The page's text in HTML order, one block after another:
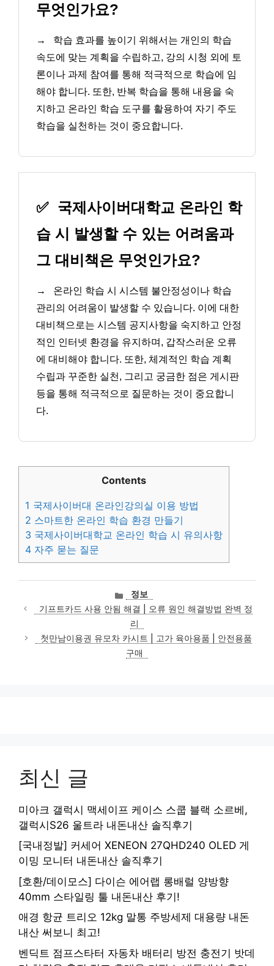
무엇인가요?
→
학습 효과를 높이기 위해서는 개인의 학습
속도에 맞는 계획을 수립하고, 강의 시청 외에 토
론이나 과제 참여를 통해 적극적으로 학습에 임
해야 합니다. 또한, 반복 학습을 통해 내용을 숙
지하고 온라인 학습 도구를 활용하여 자기 주도
학습을 실천하는 것이 중요합니다.
✅ 국제사이버대학교 온라인 학
습 시 발생할 수 있는 어려움과
그 대비책은 무엇인가요?
→
온라인 학습 시 시스템 불안정성이나 학습
관리의 어려움이 발생할 수 있습니다. 이에 대한
대비책으로는 시스템 공지사항을 숙지하고 안정
적인 인터넷 환경을 유지하며, 갑작스러운 오류
에 대비해야 합니다. 또한, 체계적인 학습 계획
수립과 꾸준한 실천, 그리고 궁금한 점은 게시판
등을 통해 적극적으로 질문하는 것이 중요합니
다.
Contents
1 국제사이버대 온라인강의실 이용 방법
2 스마트한 온라인 학습 환경 만들기
3 국제사이버대학교 온라인 학습 시 유의사항
4 자주 묻는 질문
카
테
고
리
정보
기프트카드 사용 안됨 해결 | 오류 원인 해결방법 완벽 정
리
첫만남이용권 유모차 카시트 | 고가 육아용품 | 안전용품
구매
최신 글
미아크 갤럭시 맥세이프 케이스 스쿱 블랙 소르베,
갤럭시S26 울트라 내돈내산 솔직후기
[국내정발] 커세어 XENEON 27QHD240 OLED 게
이밍 모니터 내돈내산 솔직후기
[호환/데이모스] 다이슨 에어랩 롱배럴 양방향
40mm 스타일링 툴 내돈내산 후기!
애경 항균 트리오 12kg 말통 주방세제 대용량 내돈
내산 써보니 최고!
벤딕트 점프스타터 자동차 배터리 방전 충전기 밧데